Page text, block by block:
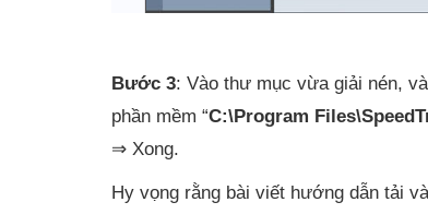
Bước 3: Vào thư mục vừa giải nén,
phần mềm “C:\Program
⇒ Xong.
Hy vọng rằng bài viết hướng dẫn tải